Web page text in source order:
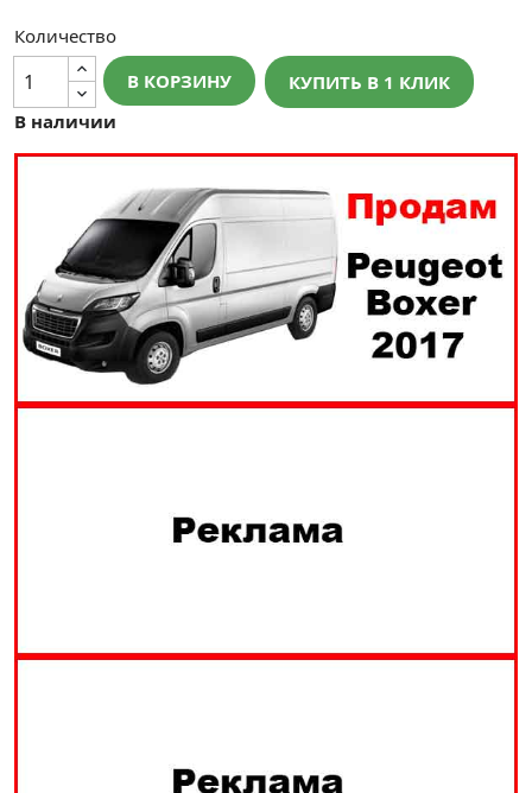
Количество
В КОРЗИНУ
КУПИТЬ В 1 КЛИК
В наличии